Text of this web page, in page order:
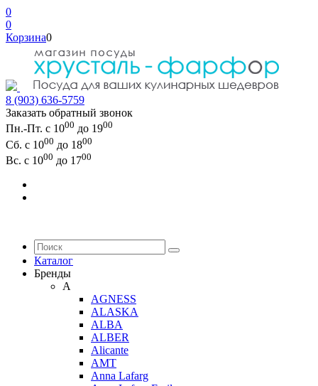
0
0
Корзина0
8 (903) 636-5759
Заказать обратный звонок
Пн.-Пт. с 1000 до 1900
Сб. с 1000 до 1800
Вс. с 1000 до 1700
Каталог
Бренды
A
AGNESS
ALASKA
ALBA
ALBER
Alicante
AMT
Anna Lafarg